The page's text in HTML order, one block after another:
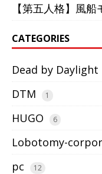
【第五人格】風
CATEGORIES
Dead by Daylight
DTM 1
HUGO 6
Lobotomy-
pc 12